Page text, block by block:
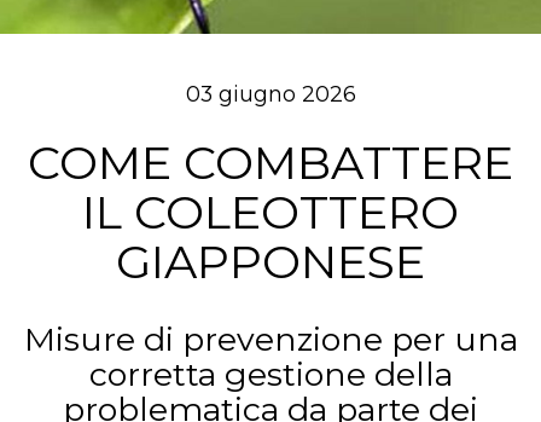
03 giugno 2026
COME COMBATTERE
IL COLEOTTERO
GIAPPONESE
Misure di prevenzione per una
corretta gestione della
problematica da parte dei